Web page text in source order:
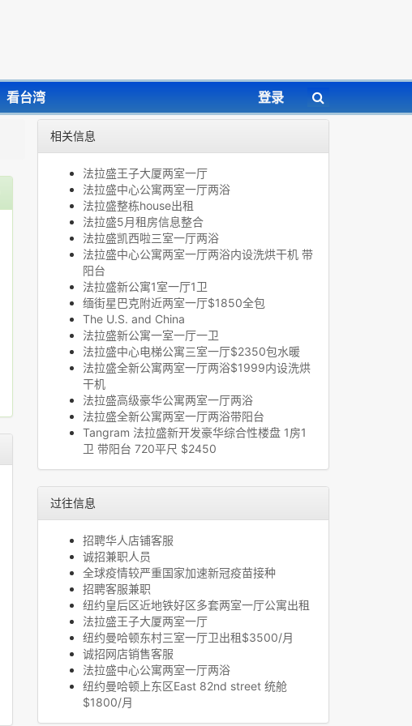
看台湾 登录
相关信息
法拉盛王子大厦两室一厅
法拉盛中心公寓两室一厅两浴
法拉盛整栋house出租
法拉盛5月租房信息整合
法拉盛凯西啦三室一厅两浴
法拉盛中心公寓两室一厅两浴内设洗烘干机 带
阳台
法拉盛新公寓1室一厅1卫
缅街星巴克附近两室一厅$1850全包
The U.S. and China
法拉盛新公寓一室一厅一卫
法拉盛中心电梯公寓三室一厅$2350包水暖
法拉盛全新公寓两室一厅两浴$1999内设洗烘
干机
法拉盛高级豪华公寓两室一厅两浴
法拉盛全新公寓两室一厅两浴带阳台
Tangram 法拉盛新开发豪华综合性楼盘 1房1
卫 带阳台 720平尺 $2450
过往信息
招聘华人店铺客服
诚招兼职人员
全球疫情较严重国家加速新冠疫苗接种
招聘客服兼职
纽约皇后区近地铁好区多套两室一厅公寓出租
法拉盛王子大厦两室一厅
纽约曼哈顿东村三室一厅卫出租$3500/月
诚招网店销售客服
法拉盛中心公寓两室一厅两浴
纽约曼哈顿上东区East 82nd street 统舱
$1800/月